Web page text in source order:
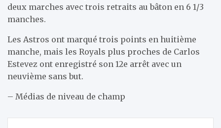
deux marches avec trois retraits au bâton en 6 1/3
manches.
Les Astros ont marqué trois points en huitième
manche, mais les Royals plus proches de Carlos
Estevez ont enregistré son 12e arrêt avec un
neuvième sans but.
– Médias de niveau de champ